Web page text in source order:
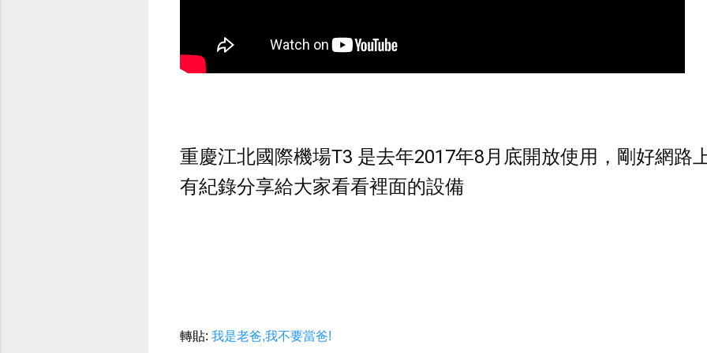
重慶江北國際機場T3 是去年2017年8月底開放使用，剛好網路
有紀錄分享給大家看看裡面的設備
轉貼: 我是老爸,我不要當爸!